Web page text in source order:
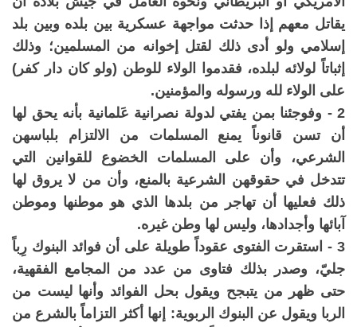
يقاتل معهم إذا حدثت مواجهة عسكرية بين بلده وبين بلد
إسلامي ولو أدى ذلك لقتل إخوانه من المسلمين؛ وذلك
إثباتاً لولائه لبلده، فقدموا الولاء للوطن (ولو كان دار كفر)
على الولاء لله ورسوله والمؤمنين.
2 - وفوجئنا بمن يفتي لدولة نصرانية عَلمانية بأنه يحق لها
أن تسن قانوناً يمنع المسلمات من الالتزام بلباسهن
الشرعي، وأن على المسلمات الخضوع للقوانين التي
تتدخل في حقوقهن الشرعية بالمنع، وأن من لا يروق لها
ذلك فعليها أن تهاجر من بلدها الذي هو موطنها وموطن
آبائها وأجدادها، وليس لها وطن غيره.
3 - استقرت الفتوى عقوداً طويلة على أن فوائد البنوك رِباً
جليّ، وصدر بذلك فتاوى من عدد من المجامع الفقهية،
حتى ظهر من يتبجح ويقول بحل الفوائد وأنها ليست من
الربا ويقول عن البنوك الربوية: إنها أكثر التزاماً بالشرع من